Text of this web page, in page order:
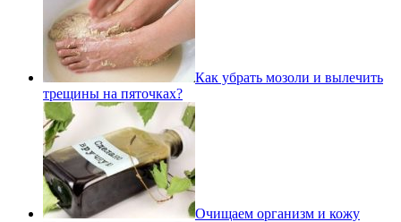
Как убрать мозоли и вылечить
трещины на пяточках?
Очищаем организм и кожу